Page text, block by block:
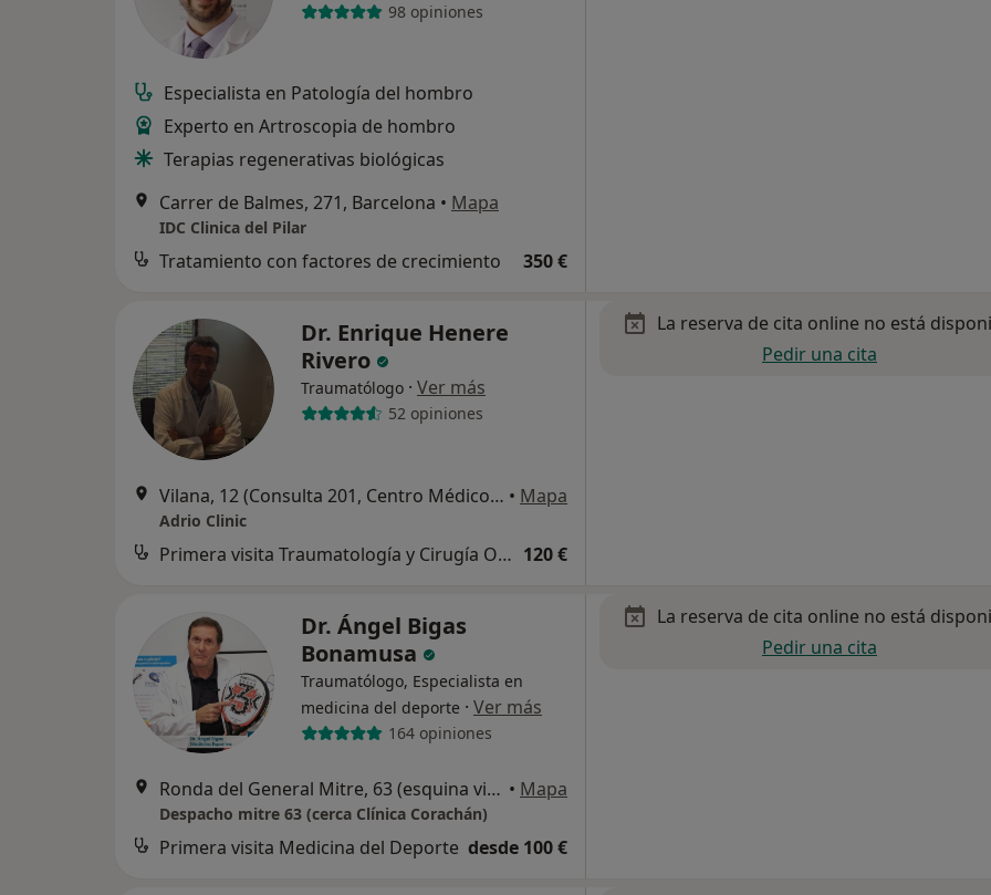
98 opiniones
Especialista en Patología del hombro
Experto en Artroscopia de hombro
Terapias regenerativas biológicas
Carrer de Balmes, 271, Barcelona • Mapa
IDC Clinica del Pilar
Tratamiento con factores de crecimiento 350 €
Dr. Enrique Henere
Rivero
Traumatólogo · Ver más
52 opiniones
Vilana, 12 (Consulta 201, Centro Médico Teknon), Barcelona • Mapa
Adrio Clinic
Primera visita Traumatología y Cirugía Ortopédica 120 €
La reserva de cita online no está
Pedir una cita
Dr. Ángel Bigas
Bonamusa
Traumatólogo, Especialista en
medicina del deporte · Ver más
164 opiniones
Ronda del General Mitre, 63 (esquina via augusta), Barcelona • Mapa
Despacho mitre 63 (cerca Clínica Corachán)
Primera visita Medicina del Deporte desde 100 €
La reserva de cita online no está
Pedir una cita